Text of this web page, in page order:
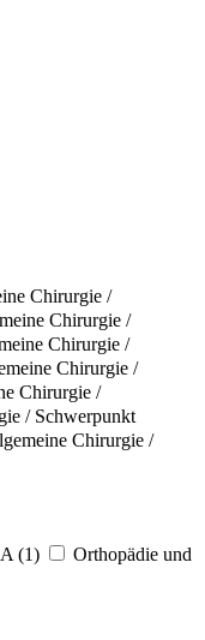
Chirurgie /
Chirurgie /
Chirurgie /
Chirurgie /
Chirurgie /
/ Schwerpunkt
Chirurgie /
(1)
Orthopädie und